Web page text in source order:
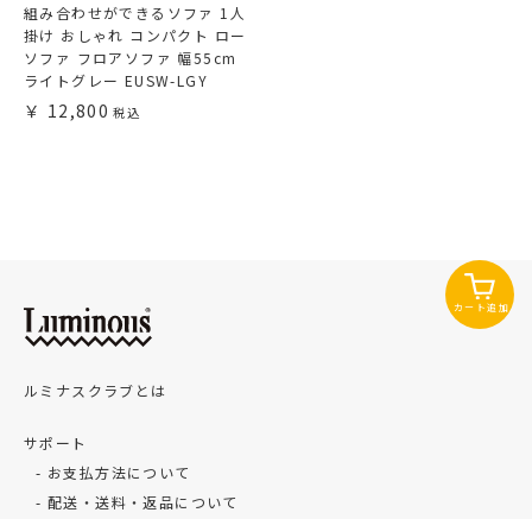
組み合わせができるソファ 1人
掛け おしゃれ コンパクト ロー
ソファ フロアソファ 幅55cm
ライトグレー EUSW-LGY
12,800
カート追加
ルミナスクラブとは
サポート
お支払方法について
配送・送料・返品について